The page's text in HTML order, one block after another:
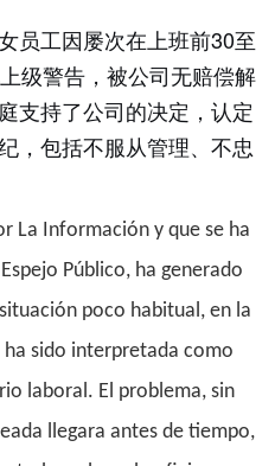
员工因屡次在上班前30至
级警告，被公司无赔偿解
支持了公司的决定，认定
，包括不服从管理、不忠
La Información y que se ha
Público, ha generado
poco habitual, en la
sido interpretada como
laboral. El problema, sin
llegara antes de tiempo,